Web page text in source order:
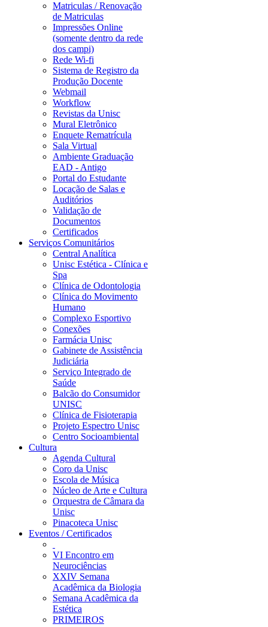
Matriculas / Renovação
de Matriculas
Impressões Online
(somente dentro da rede
dos campi)
Rede Wi-fi
Sistema de Registro da
Produção Docente
Webmail
Workflow
Revistas da Unisc
Mural Eletrônico
Enquete Rematrícula
Sala Virtual
Ambiente Graduação
EAD - Antigo
Portal do Estudante
Locação de Salas e
Auditórios
Validação de
Documentos
Certificados
Serviços Comunitários
Central Analítica
Unisc Estética - Clínica e
Spa
Clínica de Odontologia
Clínica do Movimento
Humano
Complexo Esportivo
Conexões
Farmácia Unisc
Gabinete de Assistência
Judiciária
Serviço Integrado de
Saúde
Balcão do Consumidor
UNISC
Clínica de Fisioterapia
Projeto Espectro Unisc
Centro Socioambiental
Cultura
Agenda Cultural
Coro da Unisc
Escola de Música
Núcleo de Arte e Cultura
Orquestra de Câmara da
Unisc
Pinacoteca Unisc
Eventos / Certificados
VI Encontro em
Neurociências
XXIV Semana
Acadêmica da Biologia
Semana Acadêmica da
Estética
PRIMEIROS